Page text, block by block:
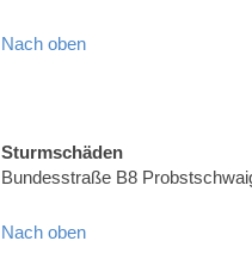
Nach oben
Sturmschäden
Bundesstraße B8
Nach oben